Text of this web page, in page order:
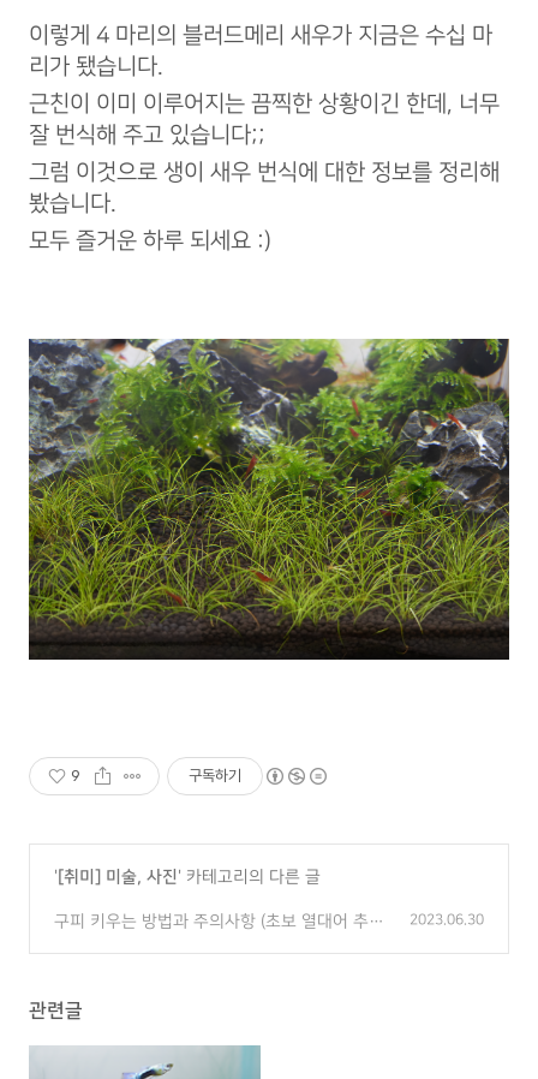
이렇게 4 마리의 블러드메리 새우가 지금은 수십 마
리가 됐습니다.
근친이 이미 이루어지는 끔찍한 상황이긴 한데, 너무
잘 번식해 주고 있습니다;;
그럼 이것으로 생이 새우 번식에 대한 정보를 정리해
봤습니다.
모두 즐거운 하루 되세요 :)
9 구독하기
' [취미] 미술, 사진 ' 카테고리의 다른 글
구피 키우는 방법과 주의사항 (초보 열대어 추
2023.06.30
관련글